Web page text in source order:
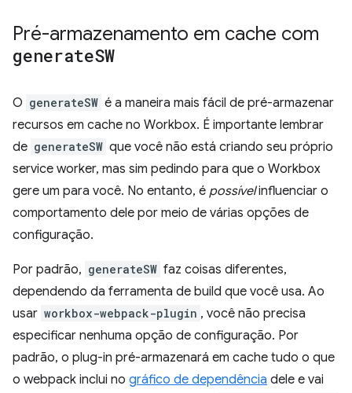
Pré-armazenamento em cache com
generateSW
O generateSW é a maneira mais fácil de pré-armazenar
recursos em cache no Workbox. É importante lembrar
de generateSW que você não está criando seu próprio
service worker, mas sim pedindo para que o Workbox
gere um para você. No entanto, é possívelinfluenciar o
comportamento dele por meio de várias opções de
configuração.
Por padrão, generateSW faz coisas diferentes,
dependendo da ferramenta de build que você usa. Ao
usar workbox-webpack-plugin , você não precisa
especificar nenhuma opção de configuração. Por
padrão, o plug-in pré-armazenará em cache tudo o que
o webpack inclui no gráfico de dependência dele e vai